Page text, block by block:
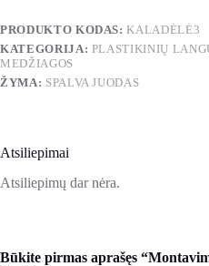
x
20
Nr.1
PRODUKTO KODAS:KALADĖLĖ3
KATEGORIJA: PLASTIKINIŲ
MEDŽIAGOS
ŽYMA: SPALVA JUODAS
Atsiliepimai
Atsiliepimų dar nėra.
Būkite pirmas aprašęs